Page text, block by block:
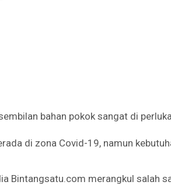
bahan pokok sangat di
di zona Covid-19, namun
Bintangsatu.com merangkul salah